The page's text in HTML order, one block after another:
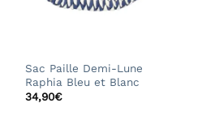
Sac Paille Demi-Lune
Raphia Bleu et Blanc
34,90€